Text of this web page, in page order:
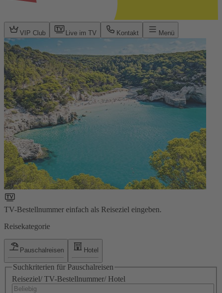
VIP Club Live im TV Kontakt Menü
TV-Bestellnummer einfach als Reiseziel eingeben.
Reisekategorie
Pauschalreisen Hotel
Suchkriterien für Pauschalreisen
Reiseziel/ TV-Bestellnummer/ Hotel